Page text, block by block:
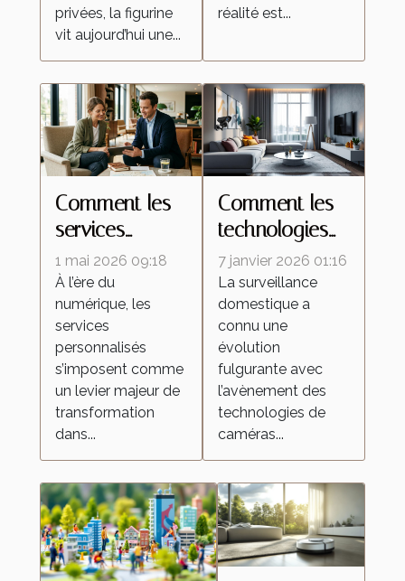
privées, la figurine
vit aujourd’hui une...
réalité est...
Comment les
services
personnalisés
redéfinissent
les attentes
dans l'industrie
1 mai 2026 09:18
À l’ère du
numérique, les
services
personnalisés
s’imposent comme
un levier majeur de
transformation
dans...
Comment les
technologies
de caméras
espion
transforment la
surveillance
domestique ?
7 janvier 2026 01:16
La surveillance
domestique a
connu une
évolution
fulgurante avec
l’avènement des
technologies de
caméras...